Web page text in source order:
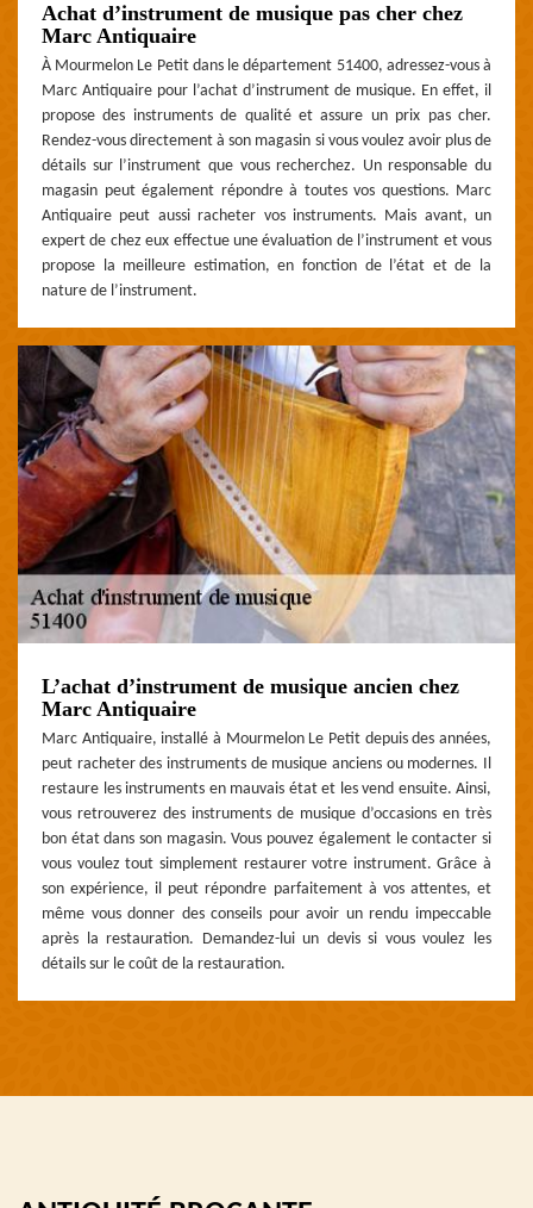
Achat d’instrument de musique pas cher chez
Marc Antiquaire
À Mourmelon Le Petit dans le département 51400, adressez-vous à
Marc Antiquaire pour l’achat d’instrument de musique. En effet, il
propose des instruments de qualité et assure un prix pas cher.
Rendez-vous directement à son magasin si vous voulez avoir plus de
détails sur l’instrument que vous recherchez. Un responsable du
magasin peut également répondre à toutes vos questions. Marc
Antiquaire peut aussi racheter vos instruments. Mais avant, un
expert de chez eux effectue une évaluation de l’instrument et vous
propose la meilleure estimation, en fonction de l’état et de la
nature de l’instrument.
L’achat d’instrument de musique ancien chez
Marc Antiquaire
Marc Antiquaire, installé à Mourmelon Le Petit depuis des années,
peut racheter des instruments de musique anciens ou modernes. Il
restaure les instruments en mauvais état et les vend ensuite. Ainsi,
vous retrouverez des instruments de musique d’occasions en très
bon état dans son magasin. Vous pouvez également le contacter si
vous voulez tout simplement restaurer votre instrument. Grâce à
son expérience, il peut répondre parfaitement à vos attentes, et
même vous donner des conseils pour avoir un rendu impeccable
après la restauration. Demandez-lui un devis si vous voulez les
détails sur le coût de la restauration.